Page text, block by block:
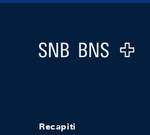
Logo
Recapiti